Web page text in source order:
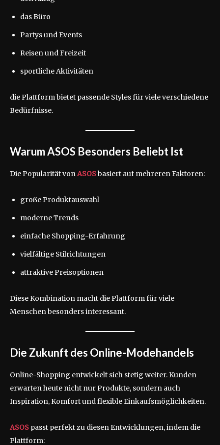
das Büro
Partys und Events
Reisen und Freizeit
sportliche Aktivitäten
die Plattform bietet passende Styles für viele verschiedene
Bedürfnisse.
Warum ASOS Besonders Beliebt Ist
Die Popularität vonASOSbasiert auf mehreren Faktoren:
große Produktauswahl
moderne Trends
einfache Shopping-Erfahrung
vielfältige Stilrichtungen
attraktive Preisoptionen
Diese Kombination macht die Plattform für viele
Menschen besonders interessant.
Die Zukunft des Online-Modehandels
Online-Shopping entwickelt sich stetig weiter. Kunden
erwarten heute nicht nur Produkte, sondern auch
Inspiration, Komfort und flexible Einkaufsmöglichkeiten.
ASOS passt perfekt zu diesen Entwicklungen, indem die
Plattform: